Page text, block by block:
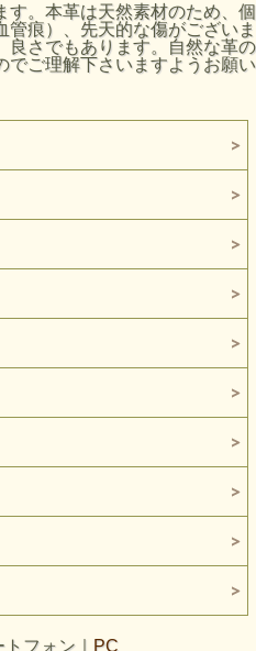
す。本革は天然素材のため、個
痕）、先天的な傷がございま
良さでもあります。自然な革の
でご理解下さいますようお願い
フォン｜ PC